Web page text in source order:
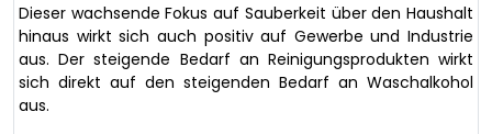
Dieser wachsende Fokus auf Sauberkeit über den Haushalt
hinaus wirkt sich auch positiv auf Gewerbe und Industrie
aus. Der steigende Bedarf an Reinigungsprodukten wirkt
sich direkt auf den steigenden Bedarf an Waschalkohol
aus.